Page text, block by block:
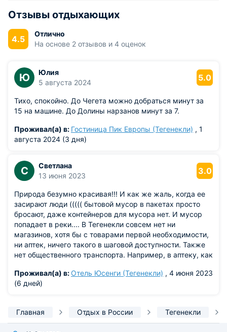
Тегенекли остаётся трансфер от аэропорта или
железнодорожного вокзала Нальчика и Минеральных Вод.
Трансфертом обеспечивают некоторые гостиницы и
частные такси. До посёлков курсируют автобусные
маршруты.
Высокогорный посёлок, сегодня, известен туристам и
любителям экстремального лыжного спорта. Самой
высокой точкой этой местности, является гора Тегенекли-
баши. Склоны этой местности достаточно крутые, именно
поэтому курорты Приэльбрусья, столь популярны у
живописная горная река Баксан.
лыжного спорта, туристической инфраструктуры.
Снежный покров держится с октября по апрель, а
температура января, обычно, не тукается ниже пяти
градусов. С осторожностью, стоит воспринимать весенний
сухой ветер, порывисты и резкий, скоростью до тридцати
м/с. Погода района Тегенекли приятная, комфортная.
Посёлок не велик, вся экономическая деятельность,
основана на туристическом сезоне, горнолыжном спорте.
Поселок пересекает всего одна улица. Поблизости
Главное отличие посёлка от других туристических мест -
это тишина и уединенность. В этом месте, красота и
В последние годы в Тегенекли построено несколько
комфортных гостиниц для туристов. Уникальное
Отзывы отдыхающих
4.5
Отлично
На основе 2 отзывов и 4 оценок
Ю
Юлия
5 августа 2024
5.0
Тихо, спокойно. До Чегета можно добраться минут за
15 на машине. До Долины нарзанов минут за 7.
Проживал(а) в: Гостиница Пик Европы (Тегенекли) , 1
августа 2024 (3 дня)
С
Светлана
13 июня 2023
3.0
Природа безумно красивая!!! И как же жаль, когда ее
засирают люди ((((( бытовой мусор в пакетах просто
бросают, даже контейнеров для мусора нет. И мусор
попадает в реки.... В Тегенекли совсем нет ни
магазинов, хотя бы с товарами первой необходимости,
ни аптек, ничего такого в шаговой доступности. Также
нет общественного транспорта. Например, в аптеку, как
одна главная дорога, хорошего качества, для машин....а
для людей абсолютно нет. Приходилось идти с
Проживал(а) в: Отель Юсенги (Тегенекли) , 4 июня 2023
(6 дней)
Главная Отдых в России Тегенекли